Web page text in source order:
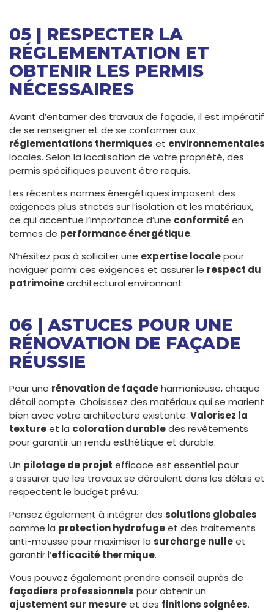
05 | RESPECTER LA
RÉGLEMENTATION ET
OBTENIR LES PERMIS
NÉCESSAIRES
Avant d’entamer des travaux de façade, il est impératif
de se renseigner et de se conformer aux
réglementations thermiques et environnementales
locales. Selon la localisation de votre propriété, des
permis spécifiques peuvent être requis.
Les récentes normes énergétiques imposent des
exigences plus strictes sur l’isolation et les matériaux,
ce qui accentue l’importance d’une conformité en
termes de performance énergétique.
N’hésitez pas à solliciter une expertise localepour
naviguer parmi ces exigences et assurer le respect du
patrimoinearchitectural environnant.
06 | ASTUCES POUR UNE
RÉNOVATION DE FAÇADE
RÉUSSIE
Pour une rénovation de façadeharmonieuse, chaque
détail compte. Choisissez des matériaux qui se marient
bien avec votre architecture existante. Valorisez la
textureet la coloration durabledes revêtements
pour garantir un rendu esthétique et durable.
Un pilotage de projet efficace est essentiel pour
s’assurer que les travaux se déroulent dans les délais et
respectent le budget prévu.
Pensez également à intégrer des solutions globales
comme la protection hydrofugeet des traitements
anti-mousse pour maximiser la surcharge nulleet
garantir l’efficacité thermique.
Vous pouvez également prendre conseil auprès de
façadiers professionnels pour obtenir un
ajustement sur mesureet des finitions soignées.